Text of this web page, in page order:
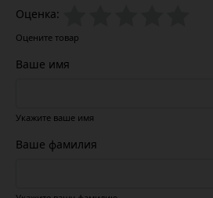
Оценка:
Оцените товар
Ваше имя
Укажите ваше имя
Ваше фамилия